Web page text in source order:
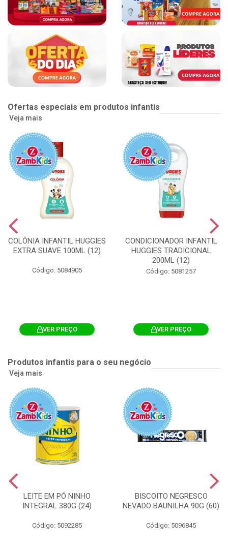
Ofertas especiais em produtos infantis
Veja mais
COLÔNIA INFANTIL HUGGIES
EXTRA SUAVE 100ML (12)
Código: 5084905
VER PREÇO
CONDICIONADOR INFANTIL
HUGGIES TRADICIONAL
200ML (12)
Código: 5081257
VER PREÇO
Produtos infantis para o seu negócio
Veja mais
LEITE EM PÓ NINHO
INTEGRAL 380G (24)
Código: 5092285
BISCOITO NEGRESCO
NEVADO BAUNILHA 90G (60)
Código: 5096845